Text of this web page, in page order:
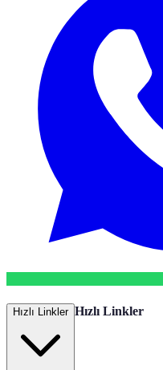
Hızlı Linkler Hızlı Linkler